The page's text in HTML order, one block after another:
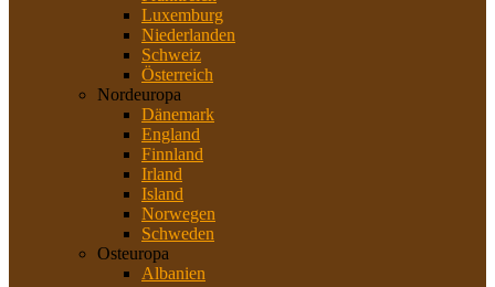
Luxemburg
Niederlanden
Schweiz
Österreich
Nordeuropa
Dänemark
England
Finnland
Irland
Island
Norwegen
Schweden
Osteuropa
Albanien